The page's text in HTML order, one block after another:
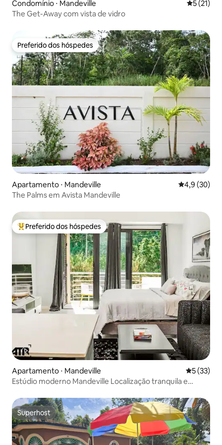
Condomínio ⋅ Mandeville 5 de uma
5 (21)
The Get-Away com vista de vidro
Preferido dos hóspedes
Preferido dos hóspedes
Apartamento ⋅ Mandeville 4,9 de uma
4,9 (30)
The Palms em Avista Mandeville
Entre os melhores preferidos dos hóspedes
Preferido dos hóspedes
Apartamento ⋅ Mandeville 5 de uma
5 (33)
Estúdio moderno Mandeville Localização tranquila e
Superhost
Superhost